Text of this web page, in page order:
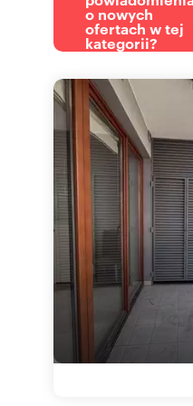
o nowych
ofertach w tej
kategorii?